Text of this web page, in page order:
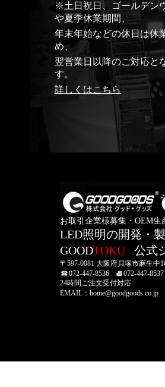
※土日祝日、ゴールデン
や夏季休業期間、
年末年始などの休日は休
め、
翌営業日以降のご対応と
す。
詳しくはこちら
お取引企業様募集・OEM生
LED照明の開発・
GOODTOKU 公式
〒597-0081 大阪府貝塚市麻生中
072-447-8536
072-447-8537
24時間ご注文受付対応
EMAIL：home@goodgoods.co.jp